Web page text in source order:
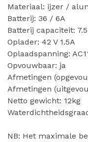
Materiaal: ijzer /
Batterij: 36 / 6A
Batterij capaciteit:
Oplader: 42 V 1.5A
Oplaadspanning:
Opvouwbaar: ja
Afmetingen
Afmetingen
Netto gewicht: 12kg
NB: Het maximale